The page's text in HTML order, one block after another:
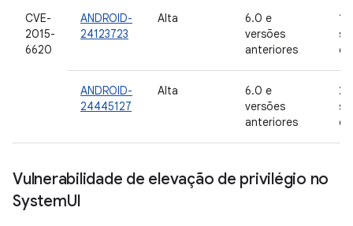
CVE-
2015-
6620
ANDROID-
24123723
Alta
6.0 e
versões
anteriores
ANDROID-
24445127
Alta
6.0 e
versões
anteriores
2
Vulnerabilidade de elevação de privilégio no
SystemUI